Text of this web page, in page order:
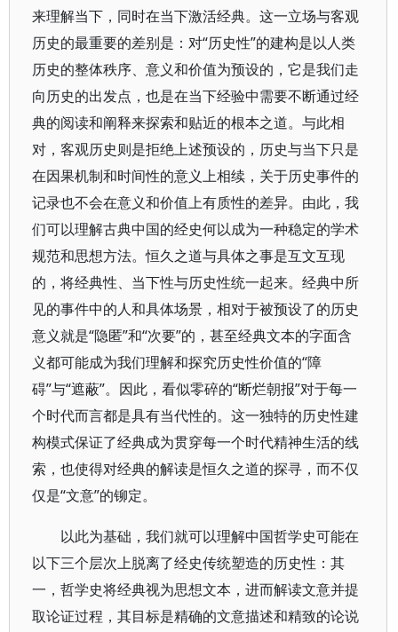
来理解当下，同时在当下激活经典。这一立场与客观
历史的最重要的差别是：对“历史性”的建构是以人类
历史的整体秩序、意义和价值为预设的，它是我们走
向历史的出发点，也是在当下经验中需要不断通过经
典的阅读和阐释来探索和贴近的根本之道。与此相
对，客观历史则是拒绝上述预设的，历史与当下只是
在因果机制和时间性的意义上相续，关于历史事件的
记录也不会在意义和价值上有质性的差异。由此，我
们可以理解古典中国的经史何以成为一种稳定的学术
规范和思想方法。恒久之道与具体之事是互文互现
的，将经典性、当下性与历史性统一起来。经典中所
见的事件中的人和具体场景，相对于被预设了的历史
意义就是“隐匿”和“次要”的，甚至经典文本的字面含
义都可能成为我们理解和探究历史性价值的“障
碍”与“遮蔽”。因此，看似零碎的“断烂朝报”对于每一
个时代而言都是具有当代性的。这一独特的历史性建
构模式保证了经典成为贯穿每一个时代精神生活的线
索，也使得对经典的解读是恒久之道的探寻，而不仅
仅是“文意”的铆定。
以此为基础，我们就可以理解中国哲学史可能在
以下三个层次上脱离了经史传统塑造的历史性：其
一，哲学史将经典视为思想文本，进而解读文意并提
取论证过程，其目标是精确的文意描述和精致的论说